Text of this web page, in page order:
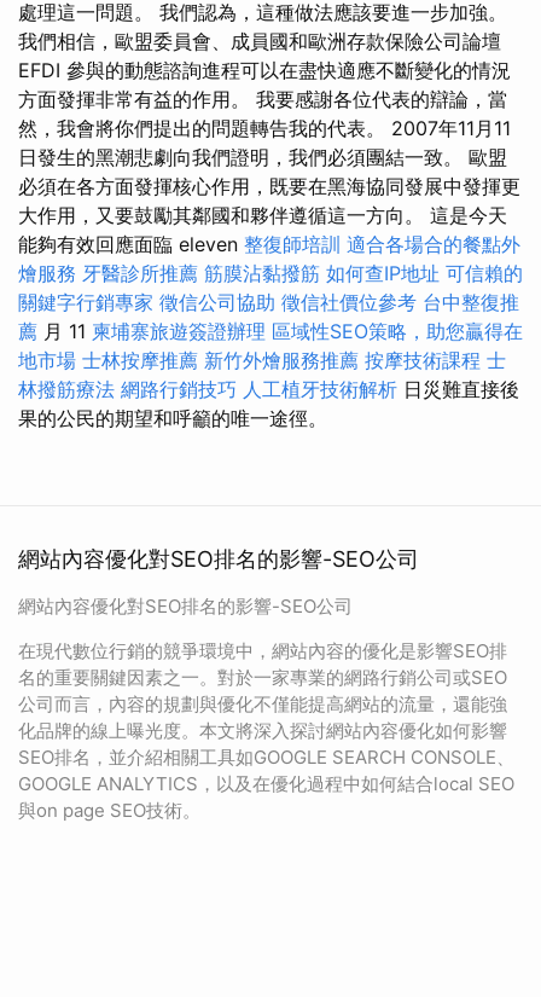
處理這一問題。 我們認為，這種做法應該要進一步加強。
我們相信，歐盟委員會、成員國和歐洲存款保險公司論壇
EFDI 參與的動態諮詢進程可以在盡快適應不斷變化的情況
方面發揮非常有益的作用。 我要感謝各位代表的辯論，當
然，我會將你們提出的問題轉告我的代表。 2007年11月11
日發生的黑潮悲劇向我們證明，我們必須團結一致。 歐盟
必須在各方面發揮核心作用，既要在黑海協同發展中發揮更
大作用，又要鼓勵其鄰國和夥伴遵循這一方向。 這是今天
能夠有效回應面臨 eleven 整復師培訓 適合各場合的餐點外
燴服務 牙醫診所推薦 筋膜沾黏撥筋 如何查IP地址 可信賴的
關鍵字行銷專家 徵信公司協助 徵信社價位參考 台中整復推
薦 月 11 柬埔寨旅遊簽證辦理 區域性SEO策略，助您贏得在
地市場 士林按摩推薦 新竹外燴服務推薦 按摩技術課程 士
林撥筋療法 網路行銷技巧 人工植牙技術解析 日災難直接後
果的公民的期望和呼籲的唯一途徑。
網站內容優化對SEO排名的影響-SEO公司
網站內容優化對SEO排名的影響-SEO公司
在現代數位行銷的競爭環境中，網站內容的優化是影響SEO排
名的重要關鍵因素之一。對於一家專業的網路行銷公司或SEO
公司而言，內容的規劃與優化不僅能提高網站的流量，還能強
化品牌的線上曝光度。本文將深入探討網站內容優化如何影響
SEO排名，並介紹相關工具如GOOGLE SEARCH CONSOLE、
GOOGLE ANALYTICS，以及在優化過程中如何結合local SEO
與on page SEO技術。